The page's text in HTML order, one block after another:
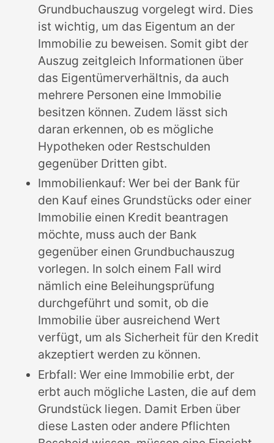
Grundbuchauszug vorgelegt wird. Dies
ist wichtig, um das Eigentum an der
Immobilie zu beweisen. Somit gibt der
Auszug zeitgleich Informationen über
das Eigentümerverhältnis, da auch
mehrere Personen eine Immobilie
besitzen können. Zudem lässt sich
daran erkennen, ob es mögliche
Hypotheken oder Restschulden
gegenüber Dritten gibt.
Immobilienkauf: Wer bei der Bank für
den Kauf eines Grundstücks oder einer
Immobilie einen Kredit beantragen
möchte, muss auch der Bank
gegenüber einen Grundbuchauszug
vorlegen. In solch einem Fall wird
nämlich eine Beleihungsprüfung
durchgeführt und somit, ob die
Immobilie über ausreichend Wert
verfügt, um als Sicherheit für den Kredit
akzeptiert werden zu können.
Erbfall: Wer eine Immobilie erbt, der
erbt auch mögliche Lasten, die auf dem
Grundstück liegen. Damit Erben über
diese Lasten oder andere Pflichten